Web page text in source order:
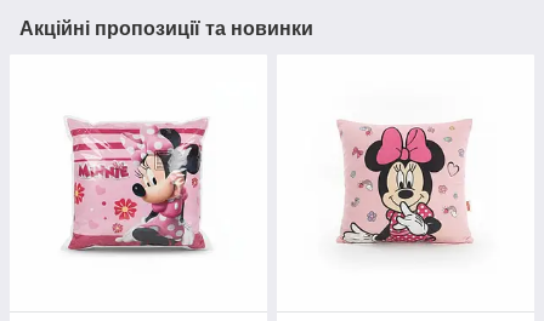
Акційні пропозиції та новинки